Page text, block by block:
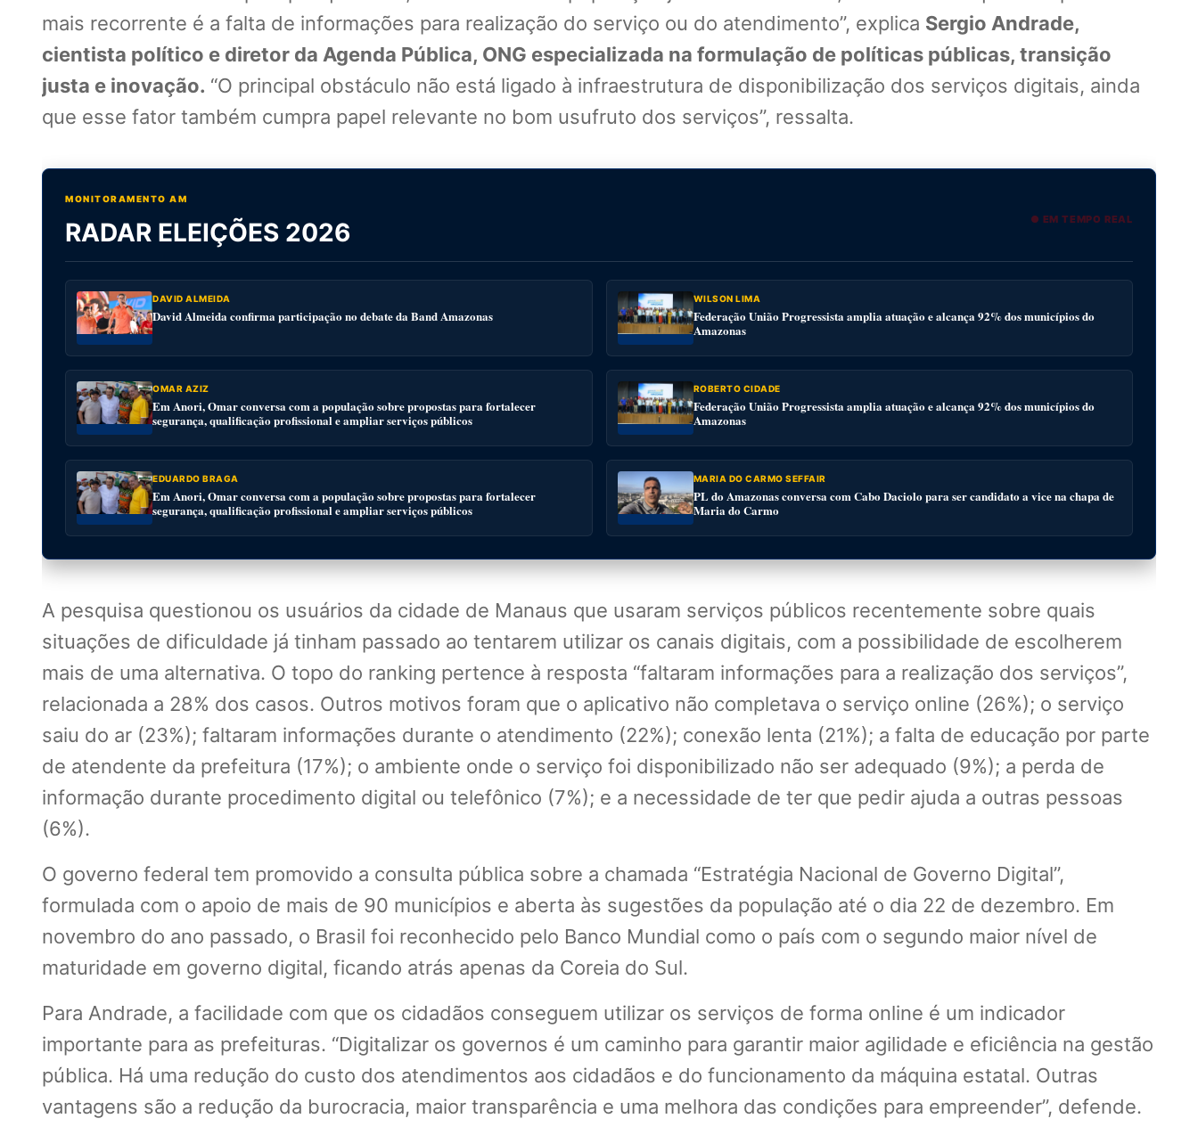
mais recorrente é a falta de informações para realização do serviço ou do atendimento”, explica Sergio Andrade,
cientista político e diretor da Agenda Pública, ONG especializada na formulação de políticas públicas, transição
justa e inovação. “O principal obstáculo não está ligado à infraestrutura de disponibilização dos serviços digitais, ainda
que esse fator também cumpra papel relevante no bom usufruto dos serviços”, ressalta.
MONITORAMENTO AM
RADAR ELEIÇÕES 2026 ● EM TEMPO REAL
DAVID ALMEIDA
David Almeida confirma participação no debate da Band Amazonas
WILSON LIMA
Federação União Progressista amplia atuação e alcança 92% dos municípios do
Amazonas
OMAR AZIZ
Em Anori, Omar conversa com a população sobre propostas para fortalecer
segurança, qualificação profissional e ampliar serviços públicos
ROBERTO CIDADE
Federação União Progressista amplia atuação e alcança 92% dos municípios do
Amazonas
EDUARDO BRAGA
Em Anori, Omar conversa com a população sobre propostas para fortalecer
segurança, qualificação profissional e ampliar serviços públicos
MARIA DO CARMO SEFFAIR
PL do Amazonas conversa com Cabo Daciolo para ser candidato a vice na chapa de
Maria do Carmo
A pesquisa questionou os usuários da cidade de Manaus que usaram serviços públicos recentemente sobre quais
situações de dificuldade já tinham passado ao tentarem utilizar os canais digitais, com a possibilidade de escolherem
mais de uma alternativa. O topo do ranking pertence à resposta “faltaram informações para a realização dos serviços”,
relacionada a 28% dos casos. Outros motivos foram que o aplicativo não completava o serviço online (26%); o serviço
saiu do ar (23%); faltaram informações durante o atendimento (22%); conexão lenta (21%); a falta de educação por parte
de atendente da prefeitura (17%); o ambiente onde o serviço foi disponibilizado não ser adequado (9%); a perda de
informação durante procedimento digital ou telefônico (7%); e a necessidade de ter que pedir ajuda a outras pessoas
(6%).
O governo federal tem promovido a consulta pública sobre a chamada “Estratégia Nacional de Governo Digital”,
formulada com o apoio de mais de 90 municípios e aberta às sugestões da população até o dia 22 de dezembro. Em
novembro do ano passado, o Brasil foi reconhecido pelo Banco Mundial como o país com o segundo maior nível de
maturidade em governo digital, ficando atrás apenas da Coreia do Sul.
Para Andrade, a facilidade com que os cidadãos conseguem utilizar os serviços de forma online é um indicador
importante para as prefeituras. “Digitalizar os governos é um caminho para garantir maior agilidade e eficiência na gestão
pública. Há uma redução do custo dos atendimentos aos cidadãos e do funcionamento da máquina estatal. Outras
vantagens são a redução da burocracia, maior transparência e uma melhora das condições para empreender”, defende.